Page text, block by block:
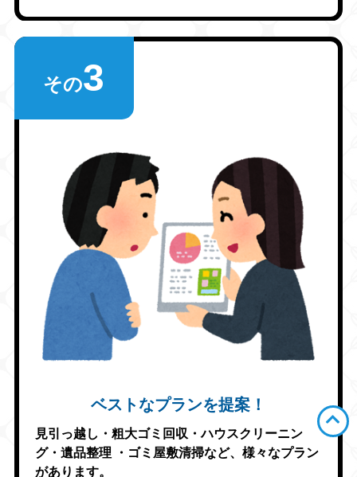
その3
ベストなプランを提案！
見引っ越し・粗大ゴミ回収・ハウスクリーニン
グ・遺品整理
・ゴミ屋敷清掃など、様々なプラン
があります。